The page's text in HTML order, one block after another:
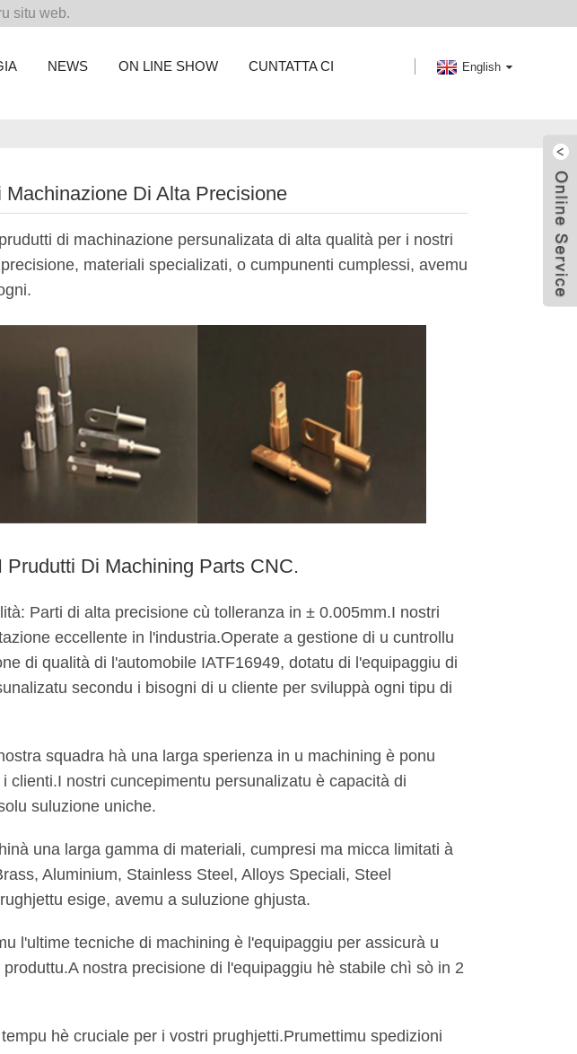
situ web.
NEWS ON LINE SHOW CUNTATTA CI English
Di Alta Precisione
di machinazione persunalizata di alta qualità per i nostri
materiali specializati, o cumpunenti cumplessi, avemu
Di Machining Parts CNC.
Parti di alta precisione cù tolleranza in ± 0.005mm.I nostri
eccellente in l'industria.Operate a gestione di u cuntrollu
di qualità di l'automobile IATF16949, dotatu di l'equipaggiu di
secondu i bisogni di u cliente per sviluppà ogni tipu di
squadra hà una larga sperienza in u machining è ponu
clienti.I nostri cuncepimentu persunalizatu è capacità di
suluzione uniche.
una larga gamma di materiali, cumpresi ma micca limitati à
Aluminium, Stainless Steel, Alloys Speciali, Steel
esige, avemu a suluzione ghjusta.
l'ultime tecniche di machining è l'equipaggiu per assicurà u
nostra precisione di l'equipaggiu hè stabile chì sò in 2
hè cruciale per i vostri prughjetti.Prumettimu spedizioni